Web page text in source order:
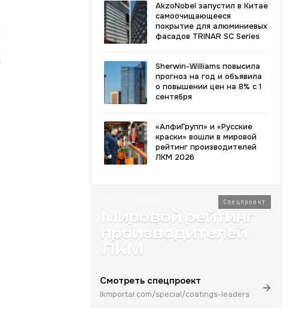
AkzoNobel запустил в Китае
самоочищающееся
покрытие для алюминиевых
фасадов TRINAR SC Series
Sherwin-Williams повысила
прогноз на год и объявила
о повышении цен на 8% с 1
сентября
«АлфиГрупп» и «Русские
краски» вошли в мировой
рейтинг производителей
ЛКМ 2026
Спецпроект
Мировой рейтинг
производителей
ЛКМ
Смотреть спецпроект
lkmportal.com/special/coatings-leaders